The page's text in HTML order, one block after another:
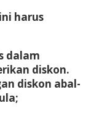
harus
dalam
diskon.
diskon abal-